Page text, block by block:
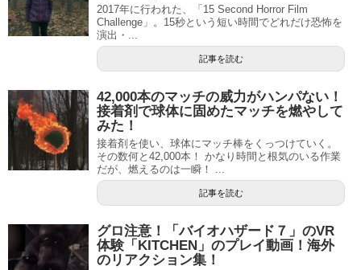
2017年に行われた、「15 Second Horror Film
Challenge」。15秒という短い時間でどれだけ恐怖を
演出・...
記事を読む
42,000本のマッチの威力がハンパない！
接着剤で球体に固めたマッチを燃やして
みた！
接着剤を使い、球体にマッチ棒をくっつけていく。
その数何と42,000本！ かなり時間と根気のいる作業
だが、燃えるのは一瞬！ ...
記事を読む
グロ注意！「バイオハザード７」のVR
体験「KITCHEN」のプレイ動画！海外
のリアクション集！